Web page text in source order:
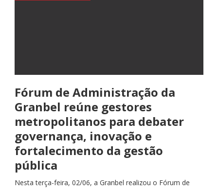
Fórum de Administração da
Granbel reúne gestores
metropolitanos para debater
governança, inovação e
fortalecimento da gestão
pública
Nesta terça-feira, 02/06, a Granbel realizou o Fórum de